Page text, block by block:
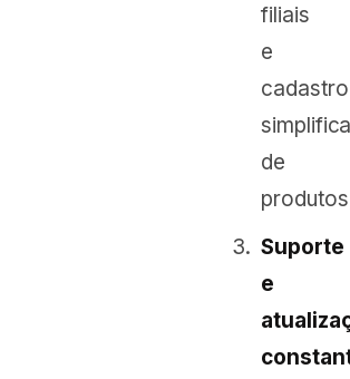
filiais
e
cadastro
de
Suporte
e